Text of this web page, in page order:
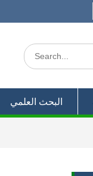
Search
for:
البحث العلمي